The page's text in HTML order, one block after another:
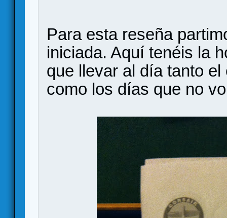
Para esta reseña
iniciada. Aquí tenéis la
que llevar al día tanto
como los días que no